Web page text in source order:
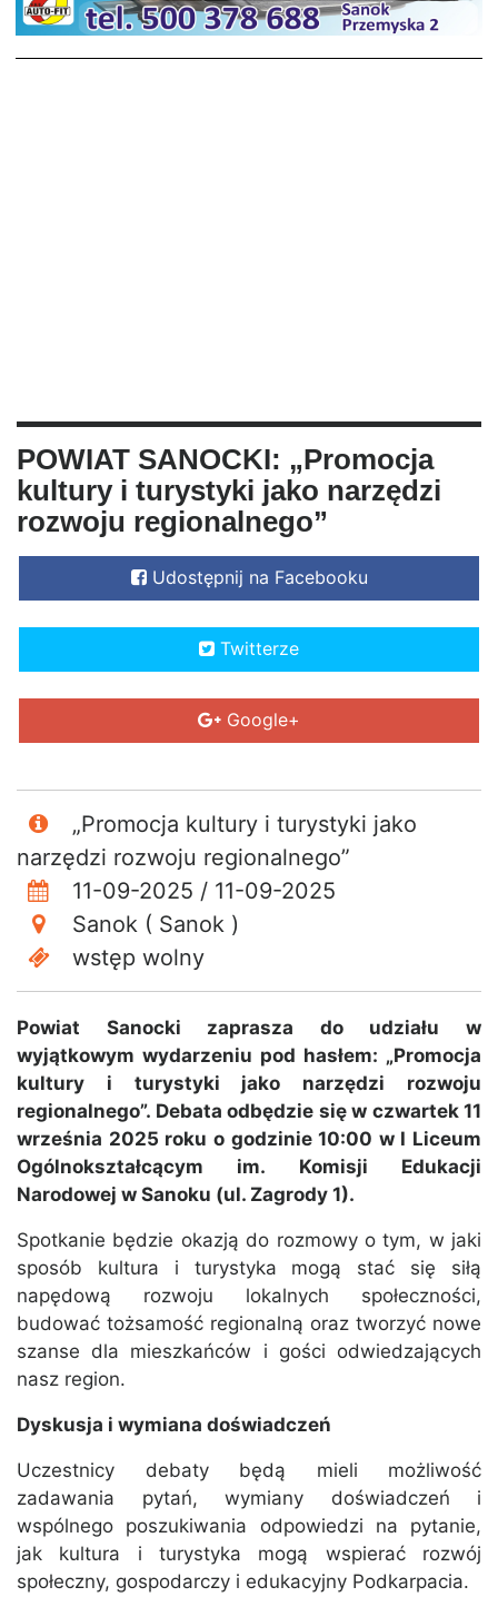
POWIAT SANOCKI: „Promocja
kultury i turystyki jako narzędzi
rozwoju regionalnego”
Udostępnij na Facebooku
Twitterze
Google+
„Promocja kultury i turystyki jako
narzędzi rozwoju regionalnego”
11-09-2025 / 11-09-2025
Sanok ( Sanok )
wstęp wolny
Powiat Sanocki zaprasza do udziału w
wyjątkowym wydarzeniu pod hasłem: „Promocja
kultury i turystyki jako narzędzi rozwoju
regionalnego”. Debata odbędzie się w czwartek 11
września 2025 roku o godzinie 10:00 w I Liceum
Ogólnokształcącym im. Komisji Edukacji
Narodowej w Sanoku (ul. Zagrody 1).
Spotkanie będzie okazją do rozmowy o tym, w jaki
sposób kultura i turystyka mogą stać się siłą
napędową rozwoju lokalnych społeczności,
budować tożsamość regionalną oraz tworzyć nowe
szanse dla mieszkańców i gości odwiedzających
nasz region.
Dyskusja i wymiana doświadczeń
Uczestnicy debaty będą mieli możliwość
zadawania pytań, wymiany doświadczeń i
wspólnego poszukiwania odpowiedzi na pytanie,
jak kultura i turystyka mogą wspierać rozwój
społeczny, gospodarczy i edukacyjny Podkarpacia.